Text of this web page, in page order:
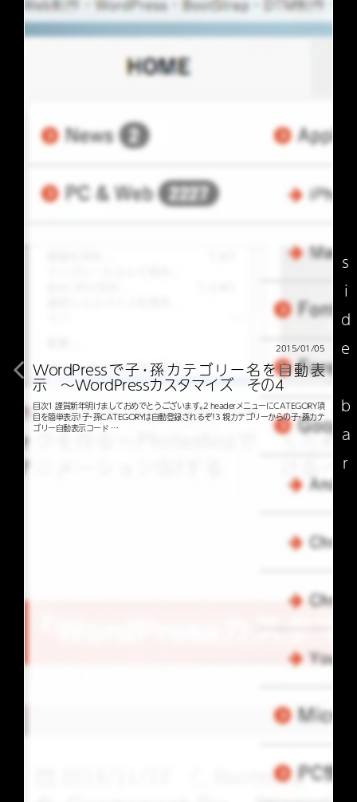
2015/01/05
WordPressで子・孫カテゴリー名を自動表
示 〜WordPressカスタマイズ その4
目次1 謹賀新年明けましておめでとうございます。2 headerメニューにCATEGORY項
目を簡単表示！子・孫CATEGORYは自動登録されるぞ！3 親カテゴリーからの子・孫カテ
ゴリー自動表示コード …
side bar